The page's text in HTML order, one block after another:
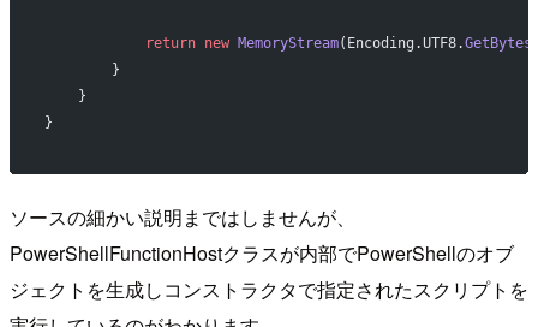
            return
new MemoryStream(Encoding.UTF8.GetBytes
        }
    }
}
ソースの細かい説明まではしませんが、
PowerShellFunctionHostクラスが内部でPowerShellのオブ
ジェクトを生成しコンストラクタで指定されたスクリプトを